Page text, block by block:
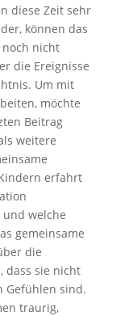
diese Zeit sehr
können das
nicht
die Ereignisse
Um mit
möchte
Beitrag
weitere
erfahrt
welche
gemeinsame
die
dass sie nicht
Gefühlen sind.
traurig,